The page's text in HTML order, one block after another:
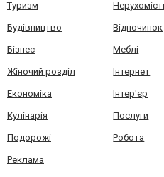
Туризм
Будівництво Відпочинок
Бізнес Меблі
Жіночий розділ Інтернет
Економіка Інтер'єр
Кулінарія Послуги
Подорожі Робота
Реклама